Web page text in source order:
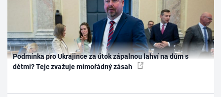
Podmínka pro Ukrajince za útok zápalnou lahví na dům s
dětmi? Tejc zvažuje mimořádný zásah